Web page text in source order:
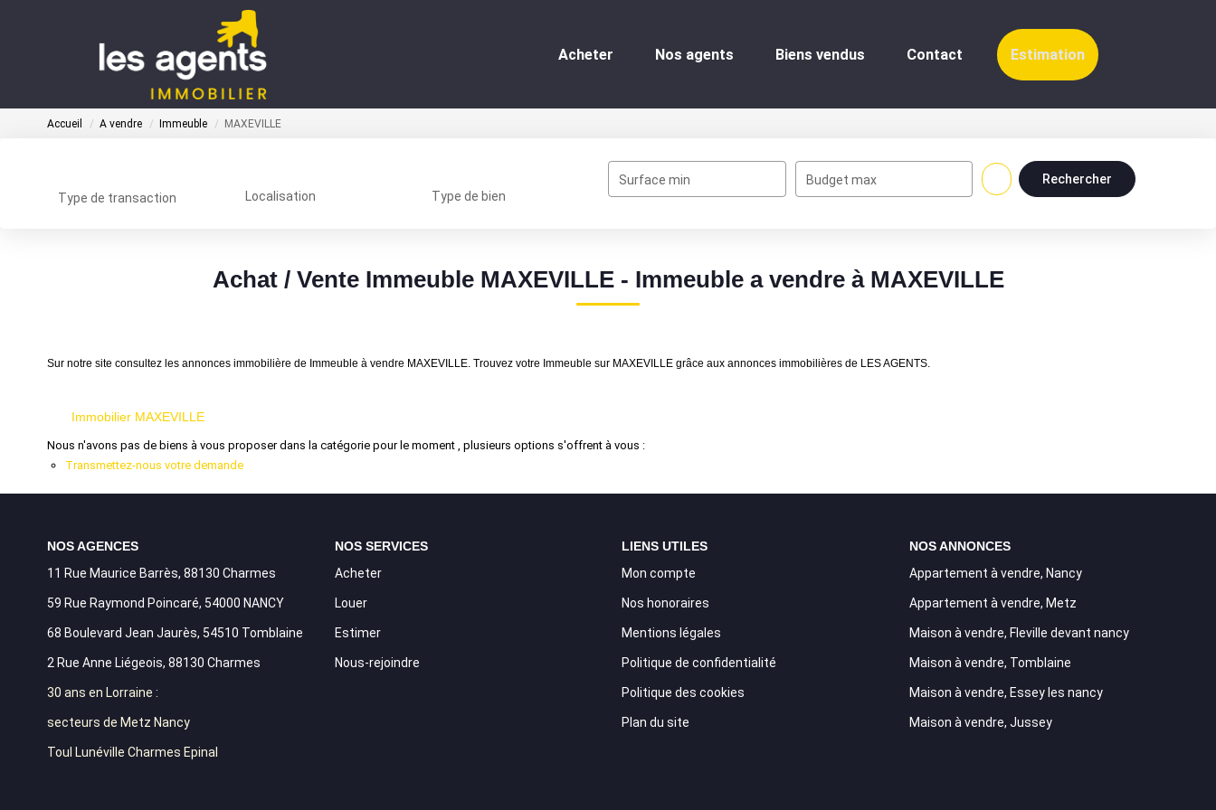
Acheter Nos agents Biens vendus Contact Estimation
Accueil A vendre Immeuble MAXEVILLE
Type de transaction Localisation Type de bien
Surface min Budget max
Achat / Vente Immeuble MAXEVILLE - Immeuble a vendre à MAXEVILLE
Sur notre site consultez les annonces immobilière de Immeuble à vendre MAXEVILLE. Trouvez votre Immeuble sur MAXEVILLE grâce aux annonces immobilières de LES AGENTS.
Immobilier MAXEVILLE
Nous n'avons pas de biens à vous proposer dans la catégorie pour le moment , plusieurs options s'offrent à vous :
Transmettez-nous votre demande
NOS AGENCES
11 Rue Maurice Barrès, 88130 Charmes
59 Rue Raymond Poincaré, 54000 NANCY
68 Boulevard Jean Jaurès, 54510 Tomblaine
2 Rue Anne Liégeois, 88130 Charmes
30 ans en Lorraine :
secteurs de Metz Nancy
Toul Lunéville Charmes Epinal
NOS SERVICES
Acheter
Louer
Estimer
Nous-rejoindre
LIENS UTILES
Mon compte
Nos honoraires
Mentions légales
Politique de confidentialité
Politique des cookies
Plan du site
NOS ANNONCES
Appartement à vendre, Nancy
Appartement à vendre, Metz
Maison à vendre, Fleville devant nancy
Maison à vendre, Tomblaine
Maison à vendre, Essey les nancy
Maison à vendre, Jussey